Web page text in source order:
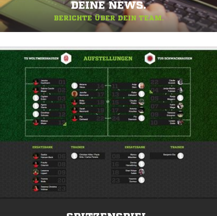
DEINE NEWS.
BERICHTE ÜBER DEIN TEAM.